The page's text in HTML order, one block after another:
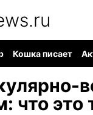
Кошка писает
что это